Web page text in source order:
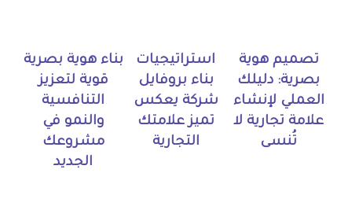
تصميم هوية
بصرية: دليلك
العملي لإنشاء
علامة تجارية لا
تُنسى
استراتيجيات
بناء بروفايل
شركة يعكس
تميز علامتك
التجارية
بناء هوية بصرية
قوية لتعزيز
التنافسية
والنمو في
مشروعك
الجديد